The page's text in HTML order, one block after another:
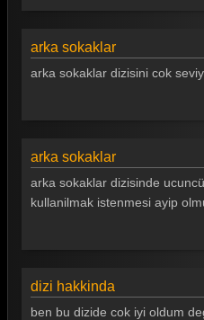
arka sokaklar
arka sokaklar dizisini cok
arka sokaklar
arka sokaklar dizisinde
kullanilmak istenmesi ayip
dizi hakkinda
ben bu dizide cok iyi oldum